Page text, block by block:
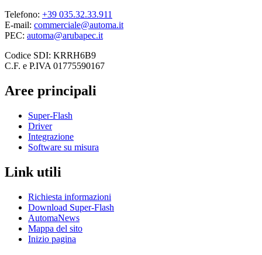
Telefono: +39 035.32.33.911
E-mail: commerciale@automa.it
PEC: automa@arubapec.it
Codice SDI: KRRH6B9
C.F. e P.IVA 01775590167
Aree principali
Super-Flash
Driver
Integrazione
Software su misura
Link utili
Richiesta informazioni
Download Super-Flash
AutomaNews
Mappa del sito
Inizio pagina